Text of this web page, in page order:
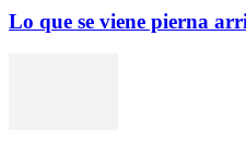
Lo que se viene pierna